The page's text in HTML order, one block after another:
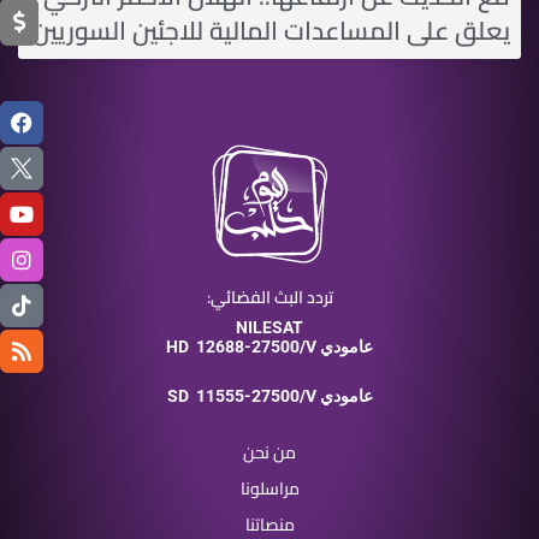
يعلق على المساعدات المالية للاجئين السوريين
تردد البث الفضائي:
NILESAT
HD
12688-27500/V عامودي
SD 11555-27500/V عامودي
من نحن
مراسلونا
منصاتنا